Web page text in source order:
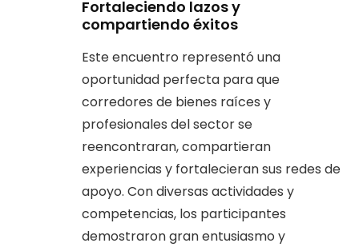
Fortaleciendo lazos y
compartiendo éxitos
Este encuentro representó una
oportunidad perfecta para que
corredores de bienes raíces y
profesionales del sector se
reencontraran, compartieran
experiencias y fortalecieran sus redes de
apoyo. Con diversas actividades y
competencias, los participantes
demostraron gran entusiasmo y